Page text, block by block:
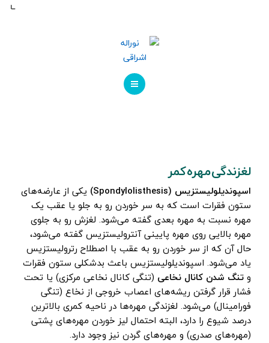
مراقبت های پس از عمل
کاتالوگ ها
درباره ما
تماس با ما
لغزندگی مهره کمر
اسپوندیلولیستزیس (Spondylolisthesis)
یکی از عارضه‌های
ستون فقرات است که به سر خوردن رو به جلو یا عقب یک
مهره نسبت به مهره بعدی گفته می‌شود. لغزش رو به جلوی
مهره بالایی روی مهره پایینی آنترولیستزیس گفته می‌شود،
حال آن که از سر خوردن رو به عقب با اصطلاح رترولیستزیس
یاد می‌شود. اسپوندیلولیستزیس باعث بدشکلی ستون فقرات
وتنگ شدن کانال نخاعی (تنگی کانال نخاعی مرکزی) یا تحت
فشار قرار گرفتن ریشه‌های اعصاب خروجی از نخاع (تنگی
فورامینال) می‌شود. لغزندگی مهره‌ها در ناحیه کمری بالاترین
درصد شیوع را دارد، البته احتمال لیز خوردن مهره‌های پشتی
(مهره‌های صدری) و مهره‌های گردن نیز وجود دارد.